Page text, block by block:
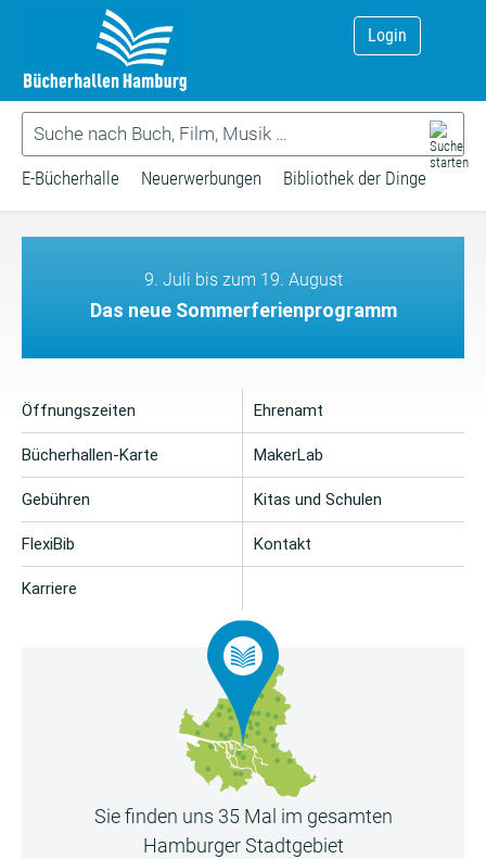
Login
E-Bücherhalle Neuerwerbungen Bibliothek der Dinge
9. Juli bis zum 19. August
Das neue Sommerferienprogramm
Öffnungszeiten
Bücherhallen-Karte
Gebühren
FlexiBib
Karriere
Ehrenamt
MakerLab
Kitas und Schulen
Kontakt
Sie finden uns 35 Mal im gesamten
Hamburger Stadtgebiet